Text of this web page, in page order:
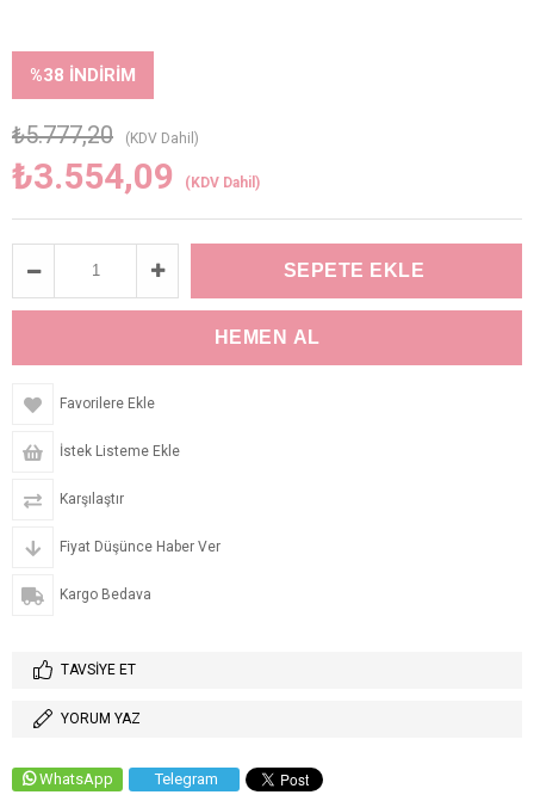
%38 İNDIRIM
₺5.777,20 (KDV Dahil)
₺3.554,09 (KDV Dahil)
Favorilere Ekle
İstek Listeme Ekle
Karşılaştır
Fiyat Düşünce Haber Ver
Kargo Bedava
TAVSIYE ET
YORUM YAZ
WhatsApp Telegram